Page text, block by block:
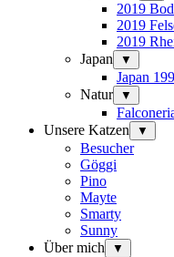
2019
2019
2019
Japan
▼
Japan
Natur
▼
Unsere Katzen
▼
Besucher
Göggi
Pino
Mayte
Smarty
Sunny
Über mich
▼